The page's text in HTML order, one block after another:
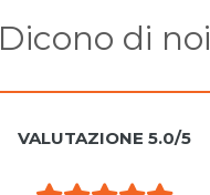
Dicono di noi
VALUTAZIONE 5.0/5